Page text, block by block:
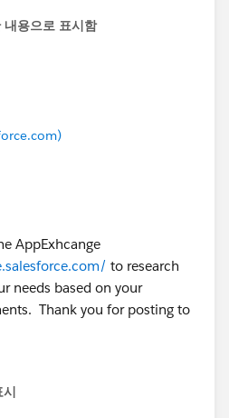
용으로 표시함
AppExhcange
to research
needs based on your
Thank you for posting to
시